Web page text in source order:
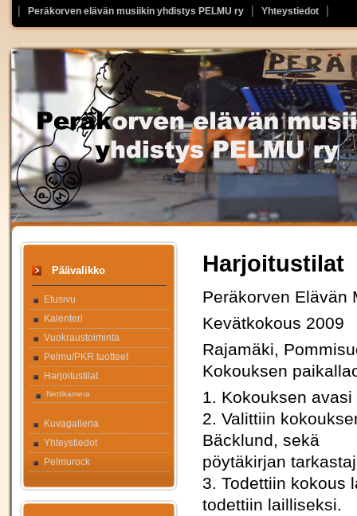
Peräkorven elävän musiikin yhdistys PELMU ry Yhteystiedot
Päävalikko
Etusivu
Kalenteri
Vuokraustoiminta
Pelmu/PKR tuotteet
Harjoitustilat
Nettikamera
Kuvagalleria
Yhteystiedot
Pelmurock
Harjoitustilat
Peräkorven Elävän
Kevätkokous 2009
Rajamäki,
Kokouksen
1. Kokouksen
2. Valittiin
Bäcklund, sekä
pöytäkirjan
3. Todettiin kokous
todettiin lailliseksi.